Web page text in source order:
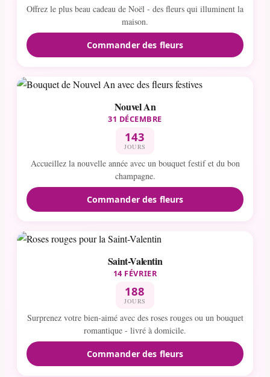
Offrez le plus beau cadeau de Noël - des fleurs qui illuminent la
maison.
Commander des fleurs
Nouvel An
31 DÉCEMBRE
143
JOURS
Accueillez la nouvelle année avec un bouquet festif et du bon
champagne.
Commander des fleurs
Saint-Valentin
14 FÉVRIER
188
JOURS
Surprenez votre bien-aimé avec des roses rouges ou un bouquet
romantique - livré à domicile.
Commander des fleurs